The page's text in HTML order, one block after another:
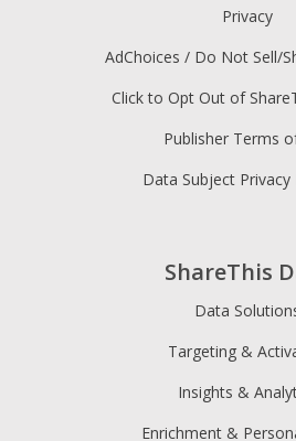
ShareThis
Data
Targeting &
Insights &
Enrichment &
Privacy
AdChoices / Do Not Sell/
Click to Opt Out of
Publisher Terms
Data Subject Privacy